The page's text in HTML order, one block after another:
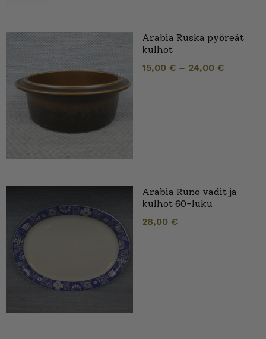
Arabia Ruska pyöreät
kulhot
15,00 € – 24,00 €
Arabia Runo vadit ja
kulhot 60-luku
28,00 €